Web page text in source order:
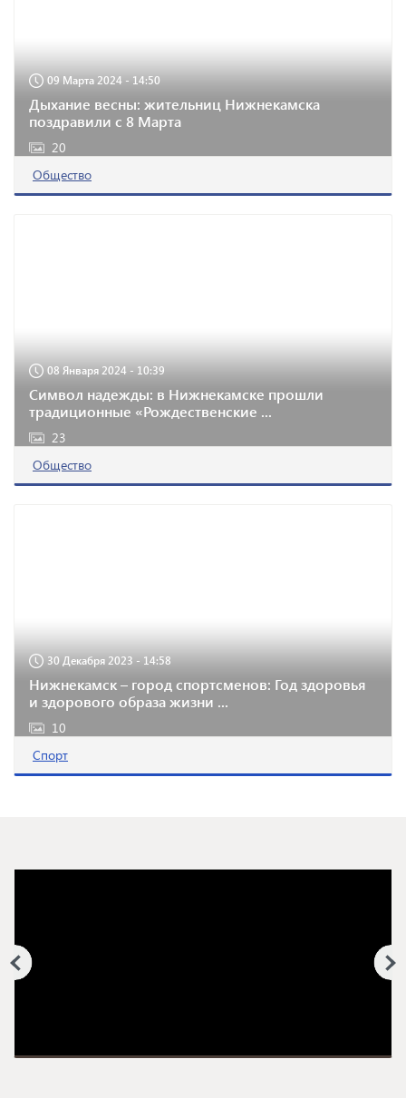
09 Марта 2024 - 14:50
Дыхание весны: жительниц Нижнекамска
поздравили с 8 Марта
20
Общество
08 Января 2024 - 10:39
Символ надежды: в Нижнекамске прошли
традиционные «Рождественские ...
23
Общество
30 Декабря 2023 - 14:58
Нижнекамск – город спортсменов: Год здоровья
и здорового образа жизни ...
10
Спорт